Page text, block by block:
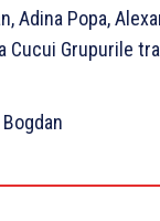
Adina Popa,
Cucui Grupurile